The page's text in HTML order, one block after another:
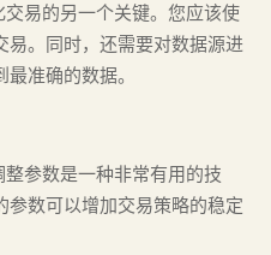
易的另一个关键。您应该使
易。同时，还需要对数据源进
准确的数据。
参数是一种非常有用的技
数可以增加交易策略的稳定